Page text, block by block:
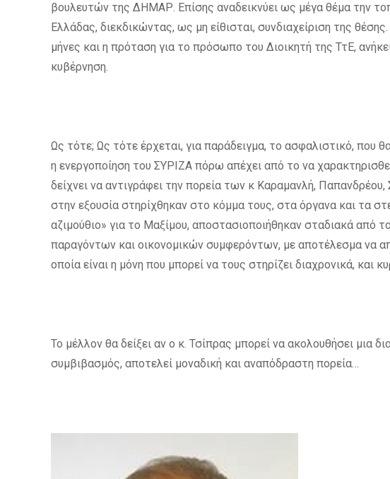
βουλευτών της ΔΗΜΑΡ. Επίσης αναδεικνύει ως μέγα θέμα την
Ελλάδας, διεκδικώντας, ως μη είθισται, συνδιαχείριση της
μήνες και η πρόταση για το πρόσωπο του Διοικητή της ΤτΕ,
κυβέρνηση.
Ως τότε; Ως τότε έρχεται, για παράδειγμα, το ασφαλιστικό, που
η ενεργοποίηση του ΣΥΡΙΖΑ πόρω απέχει από το να
δείχνει να αντιγράφει την πορεία των κ Καραμανλή,
στην εξουσία στηρίχθηκαν στο κόμμα τους, στα όργανα και τα
αζιμούθιο» για το Μαξίμου, αποστασιοποιήθηκαν σταδιακά από
παραγόντων και οικονομικών συμφερόντων, με αποτέλεσμα να
οποία είναι η μόνη που μπορεί να τους στηρίζει διαχρονικά, και
Το μέλλον θα δείξει αν ο κ. Τσίπρας μπορεί να ακολουθήσει μια
συμβιβασμός, αποτελεί μοναδική και αναπόδραστη πορεία…